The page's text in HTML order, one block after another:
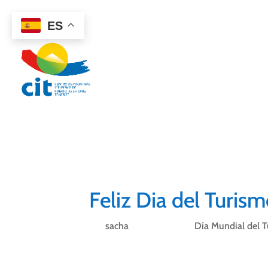
Feliz Dia del
sacha| Día Mundial del
ES